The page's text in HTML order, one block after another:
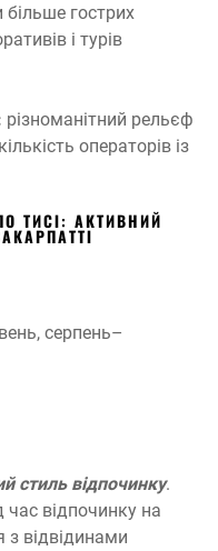
більше гострих
і турів
різноманітний рельєф
операторів із
ТИСІ: АКТИВНИЙ
серпень–
стиль відпочинку.
відпочинку на
з відвідинами